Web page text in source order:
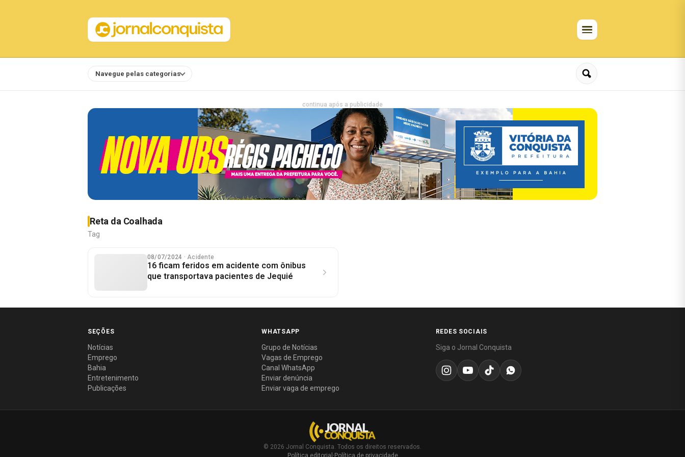
Navegue pelas categorias
continua após a publicidade
Reta da Coalhada
Tag
08/07/2024 · Acidente
16 ficam feridos em acidente com ônibus
que transportava pacientes de Jequié
SEÇÕES
Notícias
Emprego
Bahia
Entretenimento
Publicações
WHATSAPP
Grupo de Notícias
Vagas de Emprego
Canal WhatsApp
Enviar denúncia
Enviar vaga de emprego
REDES SOCIAIS
Siga o Jornal Conquista
© 2026 Jornal Conquista. Todos os direitos reservados.
Política editorial · Política de privacidade